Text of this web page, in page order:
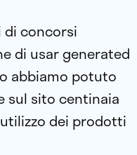
di concorsi
di usar generated
abbiamo potuto
sul sito centinaia
dei prodotti